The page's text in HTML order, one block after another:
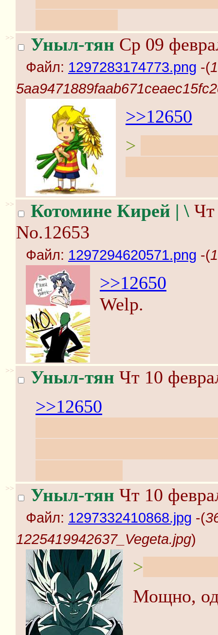
>> Уныл-тян Ср 09
Файл: 1297283174773.png -(
>>12650
>
>> Котомине Кирей | \ Чт
No.12653
Файл: 1297294620571.png -(
>>12650
Welp.
>> Уныл-тян Чт 10
>>12650
>> Уныл-тян Чт 10
Файл: 1297332410868.jpg -(
1225419942637_Vegeta.jpg)
>
Мощно,